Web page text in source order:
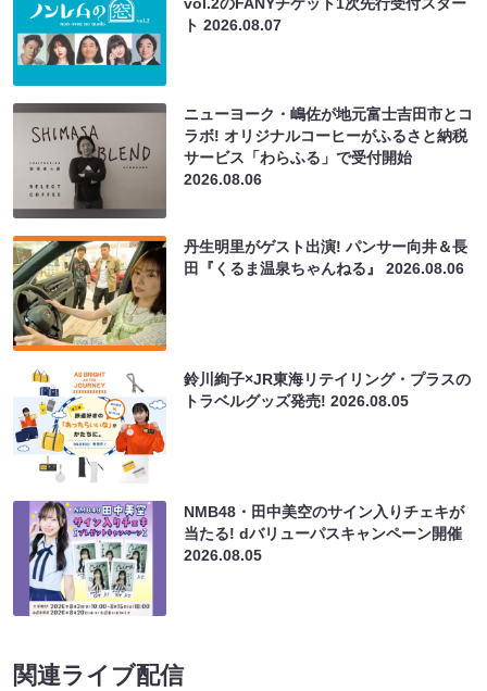
ト2026.08.07
ニューヨーク・嶋佐が地元富士吉田市とコ
ラボ! オリジナルコーヒーがふるさと納税
サービス「わらふる」で受付開始
2026.08.06
丹生明里がゲスト出演! パンサー向井＆長
田『くるま温泉ちゃんねる』2026.08.06
鈴川絢子×JR東海リテイリング・プラスの
トラベルグッズ発売!2026.08.05
NMB48・田中美空のサイン入りチェキが
当たる! dバリューパスキャンペーン開催
2026.08.05
関連ライブ配信